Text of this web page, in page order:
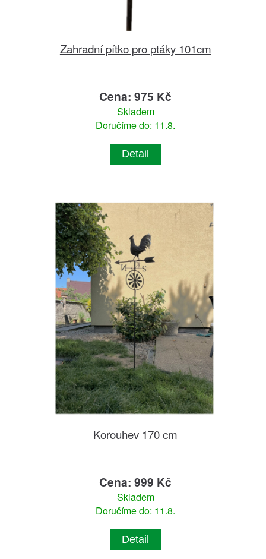
Zahradní pítko pro ptáky 101cm
Cena: 975 Kč
Skladem
Doručíme do: 11.8.
Detail
Korouhev 170 cm
Cena: 999 Kč
Skladem
Doručíme do: 11.8.
Detail